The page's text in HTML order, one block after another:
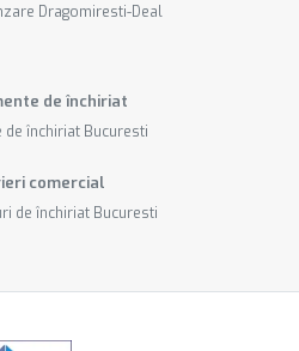
Dragomiresti-Deal
de închiriat
de închiriat Bucuresti
comercial
de închiriat Bucuresti